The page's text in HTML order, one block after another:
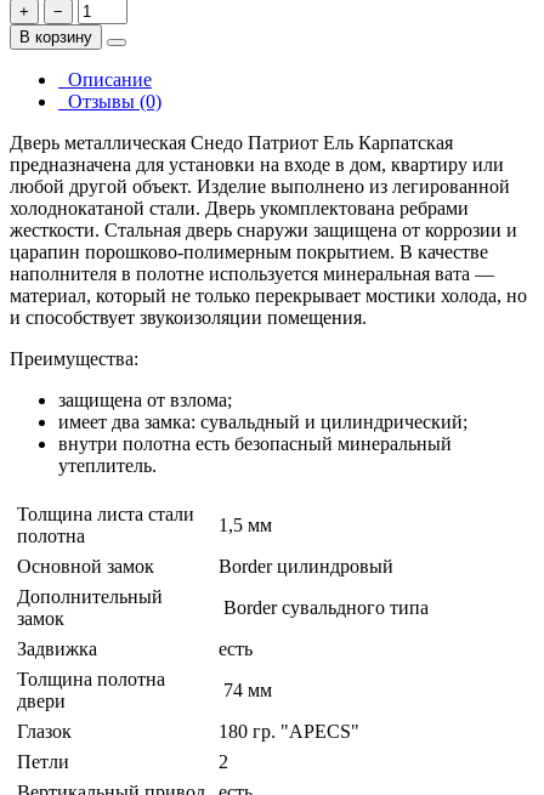
+
−
В корзину
Описание
Отзывы (0)
Дверь металлическая Снедо Патриот Ель Карпатская
предназначена для установки на входе в дом, квартиру или
любой другой объект. Изделие выполнено из легированной
холоднокатаной стали. Дверь укомплектована ребрами
жесткости. Стальная дверь снаружи защищена от коррозии и
царапин порошково-полимерным покрытием. В качестве
наполнителя в полотне используется минеральная вата —
материал, который не только перекрывает мостики холода, но
и способствует звукоизоляции помещения.
Преимущества:
защищена от взлома;
имеет два замка: сувальдный и цилиндрический;
внутри полотна есть безопасный минеральный
утеплитель.
Толщина листа стали
полотна
1,5 мм
Основной замок
Border цилиндровый
Дополнительный
замок
Border сувальдного типа
Задвижка
есть
Толщина полотна
двери
74 мм
Глазок
180 гр. "APECS"
Петли
2